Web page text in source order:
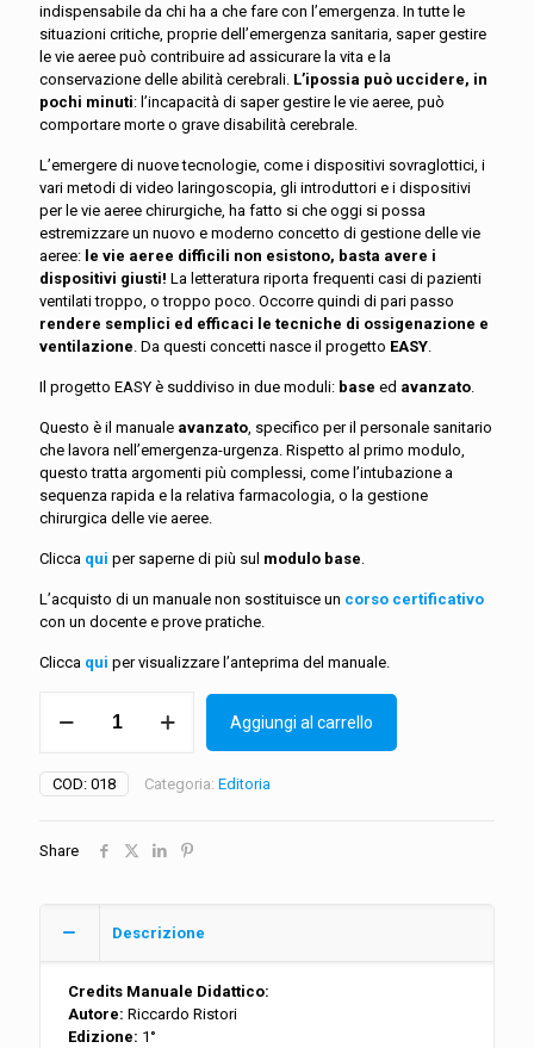
indispensabile da chi ha a che fare con l’emergenza. In tutte le
situazioni critiche, proprie dell’emergenza sanitaria, saper gestire
le vie aeree può contribuire ad assicurare la vita e la
conservazione delle abilità cerebrali. L’ipossia può uccidere, in
pochi minuti: l’incapacità di saper gestire le vie aeree, può
comportare morte o grave disabilità cerebrale.
L’emergere di nuove tecnologie, come i dispositivi sovraglottici, i
vari metodi di video laringoscopia, gli introduttori e i dispositivi
per le vie aeree chirurgiche, ha fatto si che oggi si possa
estremizzare un nuovo e moderno concetto di gestione delle vie
aeree: le vie aeree difficili non esistono, basta avere i
dispositivi giusti! La letteratura riporta frequenti casi di pazienti
ventilati troppo, o troppo poco. Occorre quindi di pari passo
rendere semplici ed efficaci le tecniche di ossigenazione e
ventilazione . Da questi concetti nasce il progetto EASY
Il progetto EASY è suddiviso in due moduli: base ed avanzato
Questo è il manuale avanzato , specifico per il personale sanitario
che lavora nell’emergenza-urgenza. Rispetto al primo modulo,
questo tratta argomenti più complessi, come l’intubazione a
sequenza rapida e la relativa farmacologia, o la gestione
chirurgica delle vie aeree.
Clicca qui per saperne di più sul modulo base
L’acquisto di un manuale non sostituisce un corso certificativo
con un docente e prove pratiche.
Clicca qui per visualizzare l’anteprima del manuale.
EASY
Emergency
Airway
Aggiungi al carrello
COD: 018 Categoria: Editoria
Share
Descrizione
Credits Manuale Didattico:
Autore: Riccardo Ristori
Edizione: 1°